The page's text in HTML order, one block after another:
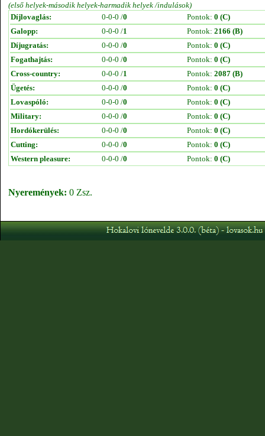
(első helyek-második helyek-harmadik helyek /indulások)
Díjlovaglás:
0-0-0 /0 Pontok: 0 (C)
Galopp:
0-0-0 /1 Pontok: 2166 (B)
Díjugratás:
0-0-0 /0 Pontok: 0 (C)
Fogathajtás:
0-0-0 /0 Pontok: 0 (C)
Cross-country:
0-0-0 /1 Pontok: 2087 (B)
Ügetés:
0-0-0 /0 Pontok: 0 (C)
Lovaspóló:
0-0-0 /0 Pontok: 0 (C)
Military:
0-0-0 /0 Pontok: 0 (C)
Hordókerülés:
0-0-0 /0 Pontok: 0 (C)
Cutting:
0-0-0 /0 Pontok: 0 (C)
Western pleasure:
0-0-0 /0 Pontok: 0 (C)
Nyeremények: 0 Zsz.